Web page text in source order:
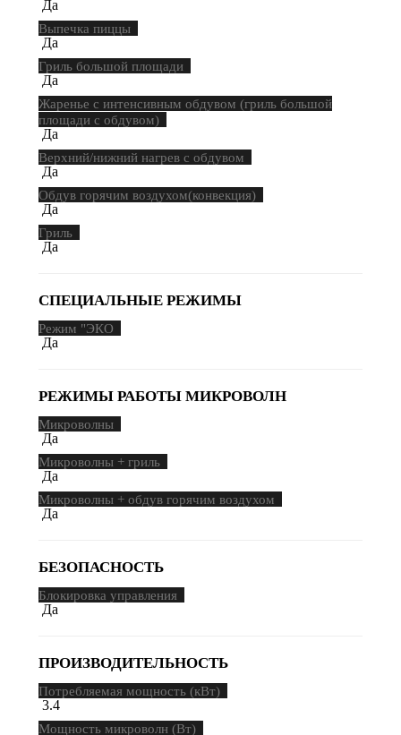
Да
Выпечка пиццы
Да
Гриль большой площади
Да
Жаренье с интенсивным обдувом (гриль большой
площади с обдувом)
Да
Верхний/нижний нагрев с обдувом
Да
Обдув горячим воздухом(конвекция)
Да
Гриль
Да
СПЕЦИАЛЬНЫЕ РЕЖИМЫ
Режим "ЭКО
Да
РЕЖИМЫ РАБОТЫ МИКРОВОЛН
Микроволны
Да
Микроволны + гриль
Да
Микроволны + обдув горячим воздухом
Да
БЕЗОПАСНОСТЬ
Блокировка управления
Да
ПРОИЗВОДИТЕЛЬНОСТЬ
Потребляемая мощность (кВт)
3.4
Мощность микроволн (Вт)